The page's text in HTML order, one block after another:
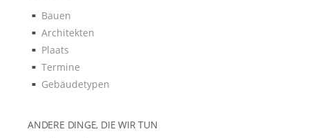
Bauen
Architekten
Plaats
Termine
Gebäudetypen
ANDERE DINGE, DIE WIR TUN